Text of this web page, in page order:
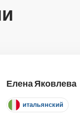
Елена Яковлева
итальянский